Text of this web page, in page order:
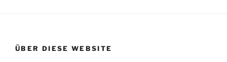
ÜBER DIESE WEBSITE